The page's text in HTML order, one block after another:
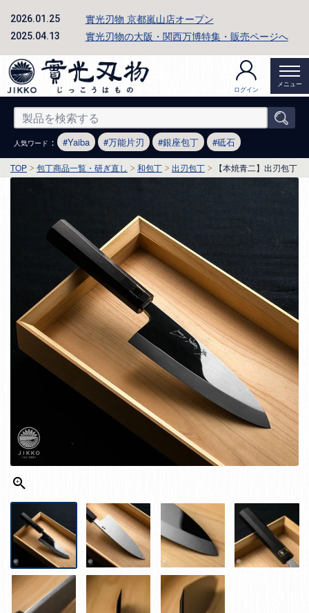
2026.01.25 實光刃物 京都嵐山店オープン
2025.04.13 實光刃物の大阪・関西万博特集・販売ページへ
ログイン
メニュー
人気ワード ： Yaiba 万能片刃 銀座包丁 砥石
TOP 包丁商品一覧・研ぎ直し 和包丁 出刃包丁 【本焼青二】出刃包丁